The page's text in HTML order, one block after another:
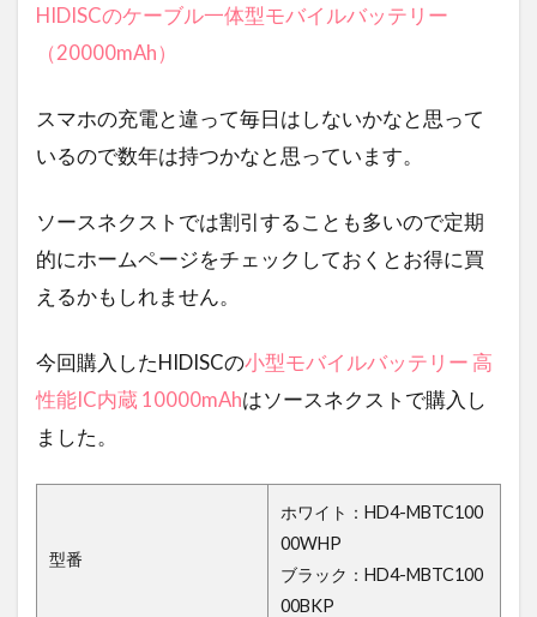
HIDISCのケーブル一体型モバイルバッテリー
（20000mAh）
スマホの充電と違って毎日はしないかなと思って
いるので数年は持つかなと思っています。
ソースネクストでは割引することも多いので定期
的にホームページをチェックしておくとお得に買
えるかもしれません。
今回購入したHIDISCの小型モバイルバッテリー 高
性能IC内蔵 10000mAhはソースネクストで購入し
ました。
型番
ホワイト：HD4-MBTC100
00WHP
ブラック：HD4-MBTC100
00BKP